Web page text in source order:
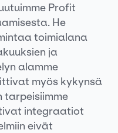
Profit
He
toimialana
ja
alamme
myös kykynsä
tarpeisiimme
integraatiot
eivät